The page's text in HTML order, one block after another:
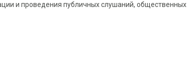
и проведения публичных слушаний, общественных